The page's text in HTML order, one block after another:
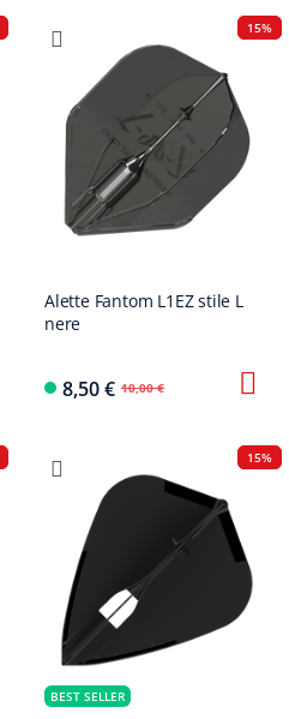
15%
Alette Fantom L1EZ stile L
nere
8,50 € 10,00 €
15%
BEST SELLER